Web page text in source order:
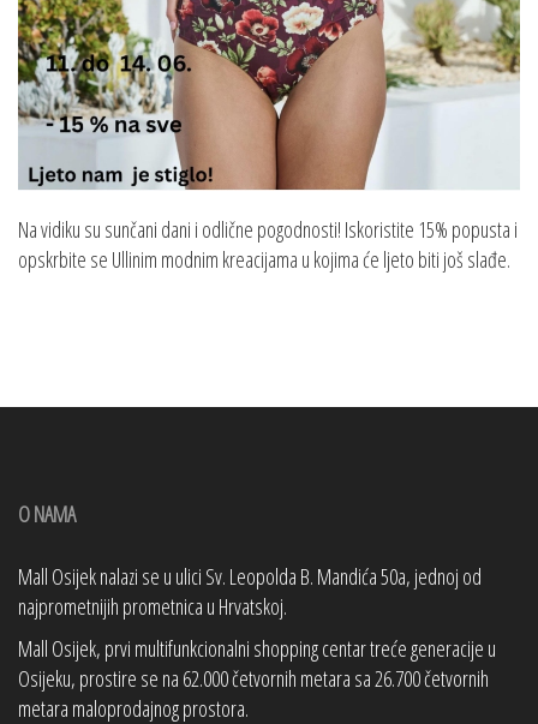
Na vidiku su sunčani dani i odlične pogodnosti! Iskoristite 15% popusta i
opskrbite se Ullinim modnim kreacijama u kojima će ljeto biti još slađe.
O NAMA
Mall Osijek nalazi se u ulici Sv. Leopolda B. Mandića 50a, jednoj od
najprometnijih prometnica u Hrvatskoj.
Mall Osijek, prvi multifunkcionalni shopping centar treće generacije u
Osijeku, prostire se na 62.000 četvornih metara sa 26.700 četvornih
metara maloprodajnog prostora.